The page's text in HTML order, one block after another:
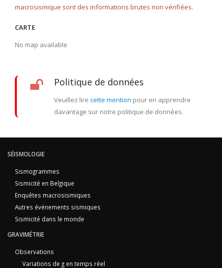
macrosismique sont des informations brutes non vérifiées.
CARTE
No map available
Politique de données
Veuillez lire cette mention pour en apprendre
davantage sur notre politique de données.
SÉISMOLOGIE
Sismogrammes
Sismicité en Belgique
Enquêtes macrosismiques
Autres événements sismiques
Sismicité dans le monde
GRAVIMÉTRIE
Observations
Variations de g en temps réel